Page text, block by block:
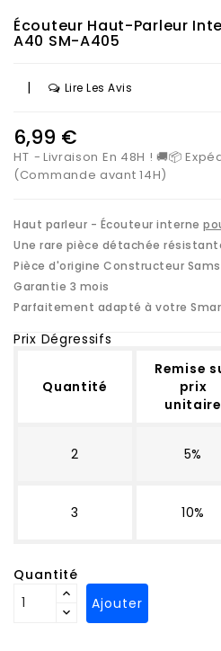
Écouteur Haut-Parleur
A40 SM-A405
| Lire Les Avis
6,99 €
HT
Livraison En 48H ! 🚚📦
(Commande avant 14H)
Haut parleur - Écouteur interne
Une rare pièce détachée
Pièce d'origine Constructeur
Garantie 3 mois
Parfaitement adapté à votre
Prix Dégressifs
Quantité
Remise
prix
unitaire
2 5%
3 10%
Quantité
Ajouter